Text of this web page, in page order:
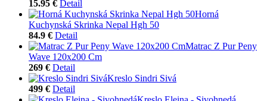
15.95 € Detail
Horná
Kuchynská Skrinka Nepal Hgh 50
84.9 € Detail
Matrac Z Pur Peny
Wave 120x200 Cm
269 € Detail
Kreslo Sindri Sivá
499 € Detail